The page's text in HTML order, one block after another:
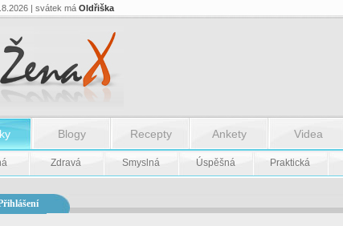
| svátek má Oldřiška
Blogy Recepty Ankety Videa
Zdravá Smyslná Úspěšná Praktická